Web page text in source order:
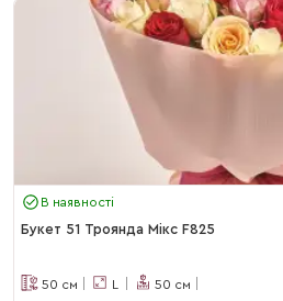
В наявності
Букет 51 Троянда Мікс F825
50 см L 50 см